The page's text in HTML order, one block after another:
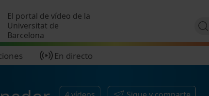
El portal de vídeo de la
Universitat de
Barcelona
En directo